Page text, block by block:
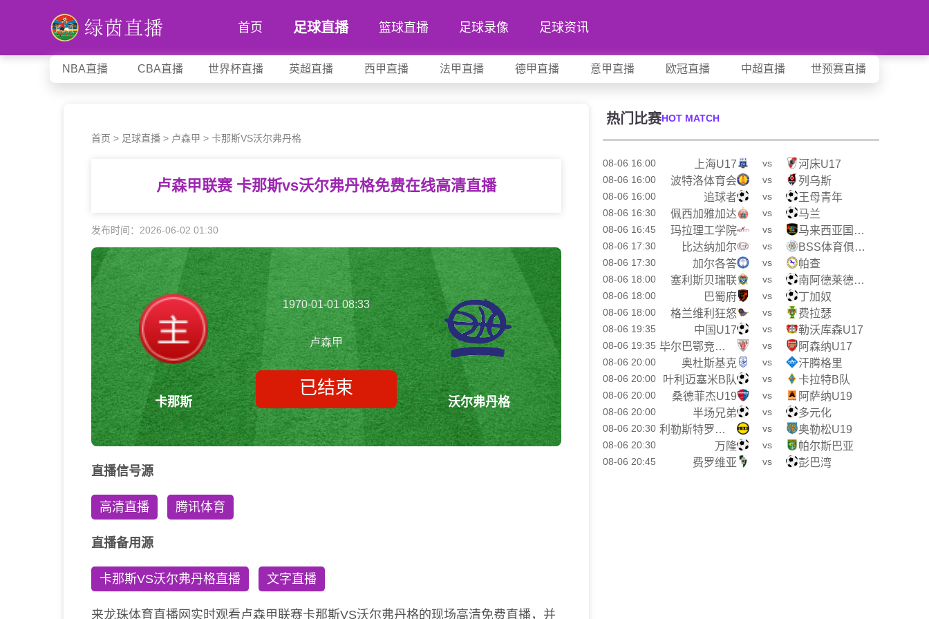
首页 足球直播 篮球直播 足球录像 足球资讯
NBA直播 CBA直播 世界杯直播 英超直播 西甲直播 法甲直播 德甲直播 意甲直播 欧冠直播 中超直播 世预赛直播
首页 > 足球直播 > 卢森甲 > 卡那斯VS沃尔弗丹格
卢森甲联赛 卡那斯vs沃尔弗丹格免费在线高清直播
发布时间：2026-06-02 01:30
卡那斯
1970-01-01 08:33
卢森甲
已结束
沃尔弗丹格
直播信号源
高清直播 腾讯体育
直播备用源
卡那斯VS沃尔弗丹格直播 文字直播
来龙珠体育直播网实时观看卢森甲联赛卡那斯VS沃尔弗丹格的现场高清免费直播，并
热门比赛HOT MATCH
08-06 16:00 上海U17 vs 河床U17
08-06 16:00 波特洛体育会 vs 列乌斯
08-06 16:00 追球者 vs 王母青年
08-06 16:30 佩西加雅加达 vs 马兰
08-06 16:45 玛拉理工学院 vs 马来西亚国家大学
08-06 17:30 比达纳加尔 vs BSS体育俱乐部
08-06 17:30 加尔各答 vs 帕查
08-06 18:00 塞利斯贝瑞联 vs 南阿德莱德黑豹
08-06 18:00 巴蜀府 vs 丁加奴
08-06 18:00 格兰维利狂怒 vs 费拉瑟
08-06 19:35 中国U17 vs 勒沃库森U17
08-06 19:35 毕尔巴鄂竞技U17 vs 阿森纳U17
08-06 20:00 奥杜斯基克 vs 汗腾格里
08-06 20:00 叶利迈塞米B队 vs 卡拉特B队
08-06 20:00 桑德菲杰U19 vs 阿萨纳U19
08-06 20:00 半场兄弟 vs 多元化
08-06 20:30 利勒斯特罗姆U19 vs 奥勒松U19
08-06 20:30 万隆 vs 帕尔斯巴亚
08-06 20:45 费罗维亚 vs 彭巴湾